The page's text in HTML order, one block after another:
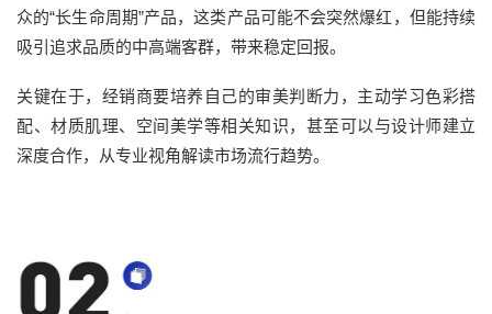
众的“长生命周期”产品，这类产品可能不会突然爆红，但能持续
吸引追求品质的中高端客群，带来稳定回报。
关键在于，经销商要培养自己的审美判断力，主动学习色彩搭
配、材质肌理、空间美学等相关知识，甚至可以与设计师建立
深度合作，从专业视角解读市场流行趋势。